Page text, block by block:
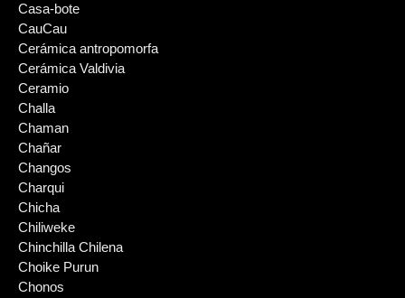
Casa-bote
CauCau
Cerámica antropomorfa
Cerámica Valdivia
Ceramio
Challa
Chaman
Chañar
Changos
Charqui
Chicha
Chiliweke
Chinchilla Chilena
Choike Purun
Chonos